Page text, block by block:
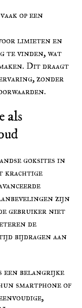
op een
limieten en
te vinden, wat
Dit draagt
zonder
als
goksites in
krachtige
zijn
gebruiker niet
de
bijdragen aan
een belangrijke
smartphone of